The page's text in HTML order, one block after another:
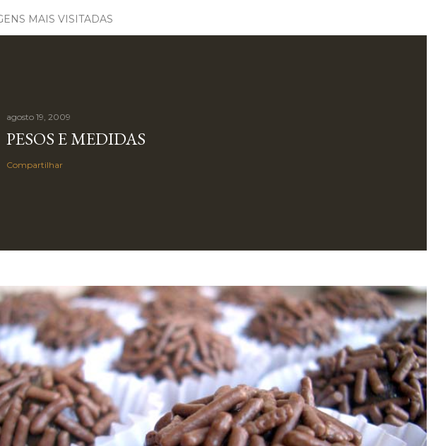
MAIS VISITADAS
agosto 19, 2009
PESOS E MEDIDAS
Compartilhar